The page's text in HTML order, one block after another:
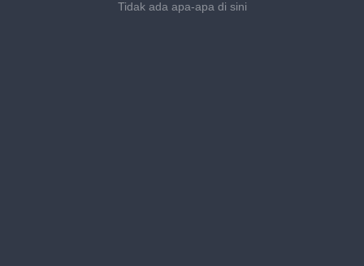
Tidak ada apa-apa di sini